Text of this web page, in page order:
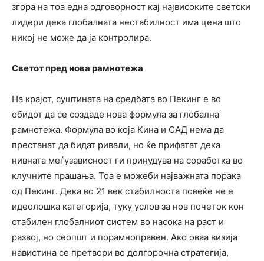
згора на тоа една одговорност кај највисоките светски
лидери дека глобалната нестабилност има цена што
никој не може да ја контролира.
Светот пред нова рамнотежа
На крајот, суштината на средбата во Пекинг е во
обидот да се создаде нова формула за глобална
рамнотежа. Формула во која Кина и САД нема да
престанат да бидат ривали, но ќе прифатат дека
нивната меѓузависност ги принудува на соработка во
клучните прашања. Тоа е можеби најважната порака
од Пекинг. Дека во 21 век стабилноста повеќе не е
идеолошка категорија, туку услов за нов почеток кон
стабилен глобалниот систем во насока на раст и
развој, но сеопшт и порамноправен. Ако оваа визија
навистина се претвори во долгорочна стратегија,